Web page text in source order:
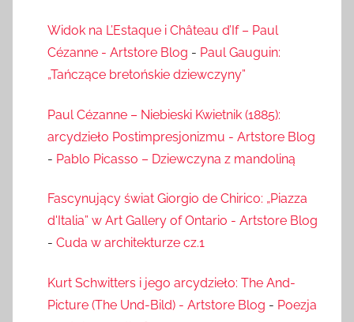
Widok na L’Estaque i Château d’If – Paul
Cézanne - Artstore Blog - Paul Gauguin:
„Tańczące bretońskie dziewczyny”
Paul Cézanne – Niebieski Kwietnik (1885):
arcydzieło Postimpresjonizmu - Artstore Blog
- Pablo Picasso – Dziewczyna z mandoliną
Fascynujący świat Giorgio de Chirico: „Piazza
d'Italia” w Art Gallery of Ontario - Artstore Blog
- Cuda w architekturze cz.1
Kurt Schwitters i jego arcydzieło: The And-
Picture (The Und-Bild) - Artstore Blog - Poezja